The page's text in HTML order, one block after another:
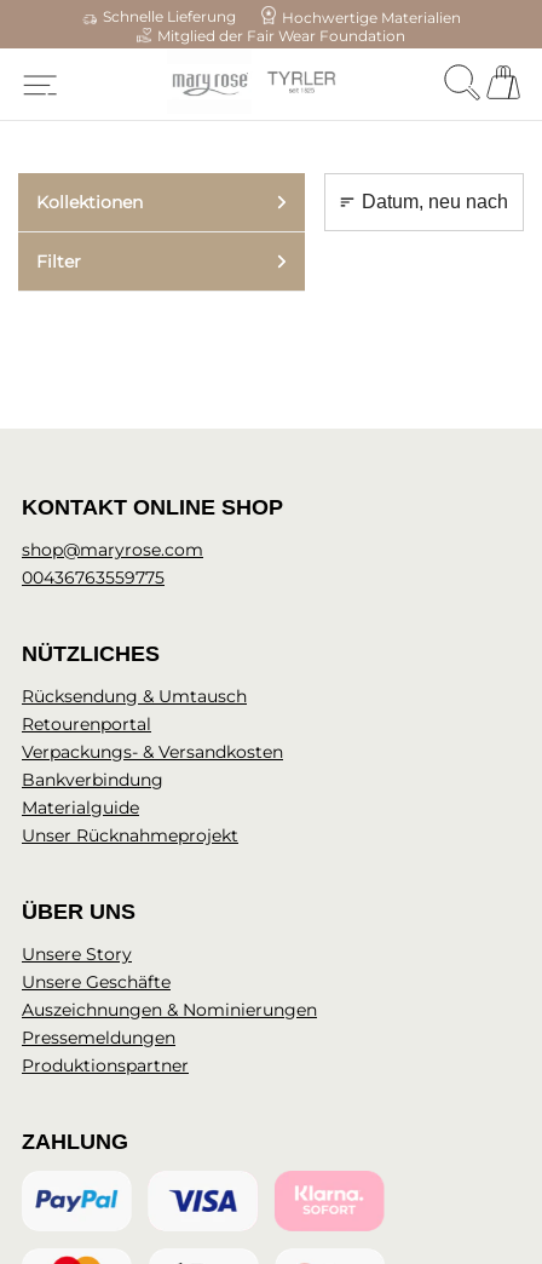
Schnelle Lieferung
Hochwertige Materialien
Mitglied der Fair Wear Foundation
Kollektionen
Filter
KONTAKT ONLINE SHOP
shop@maryrose.com
00436763559775
NÜTZLICHES
Rücksendung & Umtausch
Retourenportal
Verpackungs- & Versandkosten
Bankverbindung
Materialguide
Unser Rücknahmeprojekt
ÜBER UNS
Unsere Story
Unsere Geschäfte
Auszeichnungen & Nominierungen
Pressemeldungen
Produktionspartner
ZAHLUNG